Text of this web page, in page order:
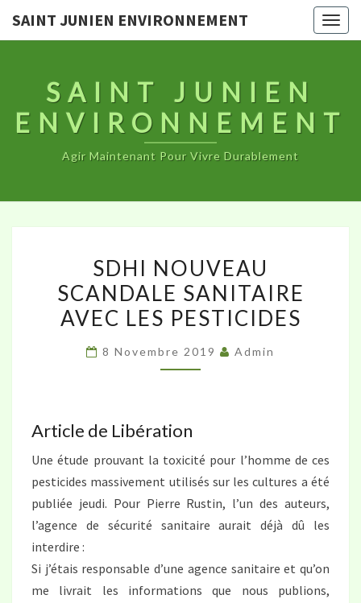
SAINT JUNIEN ENVIRONNEMENT
SAINT JUNIEN
ENVIRONNEMENT
Agir Maintenant Pour Vivre Durablement
NOUVEAU
SCANDALE
SANITAIRE
LES
SDHI NOUVEAU
SCANDALE SANITAIRE
AVEC LES PESTICIDES
8 Novembre 2019 Admin
Article de Libération
Une étude prouvant la toxicité pour l’homme de ces
pesticides massivement utilisés sur les cultures a été
publiée jeudi. Pour Pierre Rustin, l’un des auteurs,
l’agence de sécurité sanitaire aurait déjà dû les
interdire :
Si j’étais responsable d’une agence sanitaire et qu’on
me livrait les informations que nous publions,